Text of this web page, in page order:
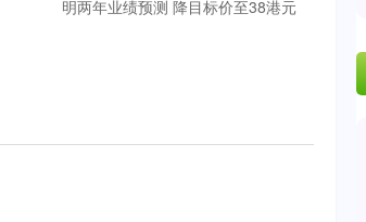
明两年业绩预测 降目标价至38港元